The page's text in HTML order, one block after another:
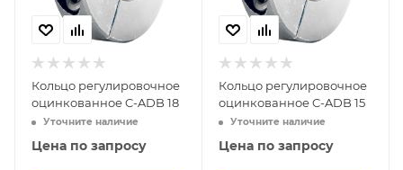
Кольцо регулировочное
оцинкованное C-ADB 18
Уточните наличие
Цена по запросу
Кольцо регулировочное
оцинкованное C-ADB 15
Уточните наличие
Цена по запросу